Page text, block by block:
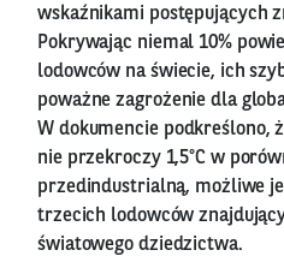
wskaźnikami postępujących
Pokrywając niemal 10%
lodowców na świecie, ich
poważne zagrożenie dla
W dokumencie podkreślono,
nie przekroczy 1,5°C w
przedindustrialną, możliwe
trzecich lodowców
światowego dziedzictwa.